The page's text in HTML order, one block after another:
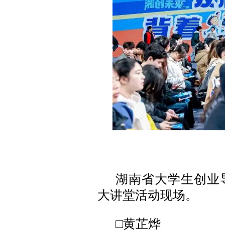
湖南省大学生创业
大讲堂活动现场。
□黄芷烨